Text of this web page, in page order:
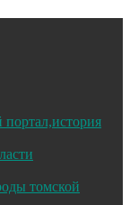
портал,история
томской